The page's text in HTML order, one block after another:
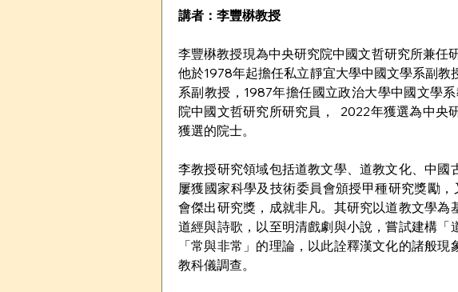
講者： 李豐楙教授
李豐楙教授現為中央研究院中國文哲研究所兼任
他於1978年起擔任私立靜宜大學中國文學系副教
系副教授，1987年擔任國立政治大學中國文學
院中國文哲研究所研究員，  2022年獲選為中
獲選的院士。
李教授研究領域包括道教文學、道教文化、中國
屢獲國家科學及技術委員會頒授甲種研究獎勵
會傑出研究獎，成就非凡。其研究以道教文學為
道經與詩歌，以至明清戲劇與小說，嘗試建構「
「常與非常」的理論，以此詮釋漢文化的諸般
教科儀調查。